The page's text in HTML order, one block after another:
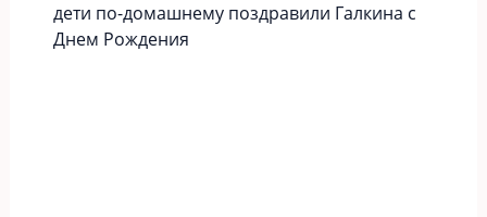
дети по-домашнему поздравили Галкина с
Днем Рождения